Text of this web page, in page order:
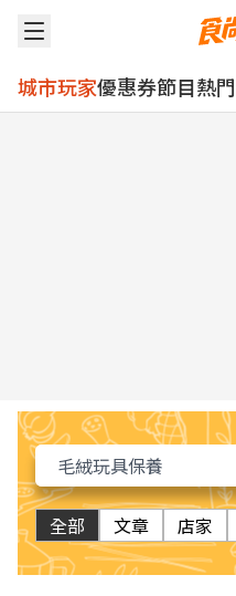
城市玩家優惠券節目熱門
全部 文章 店家